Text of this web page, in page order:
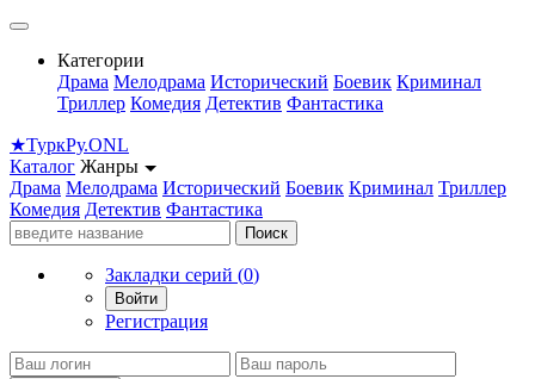
Категории
Драма Мелодрама Исторический Боевик Криминал
Триллер Комедия Детектив Фантастика
★ТуркРу.ONL
Каталог Жанры
Драма Мелодрама Исторический Боевик Криминал Триллер
Комедия Детектив Фантастика
Поиск
Закладки серий (0)
Войти
Регистрация